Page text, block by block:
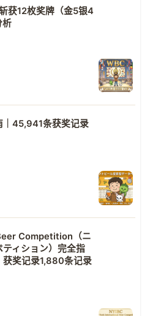
获12枚奖牌（金5银4
析
｜45,941条获奖记录
Competition（ニ
ィション）完全指
获奖记录1,880条记录